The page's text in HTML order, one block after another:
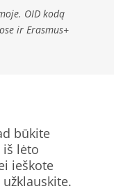
OID kodą
ir Erasmus+
būkite
iš lėto
ieškote